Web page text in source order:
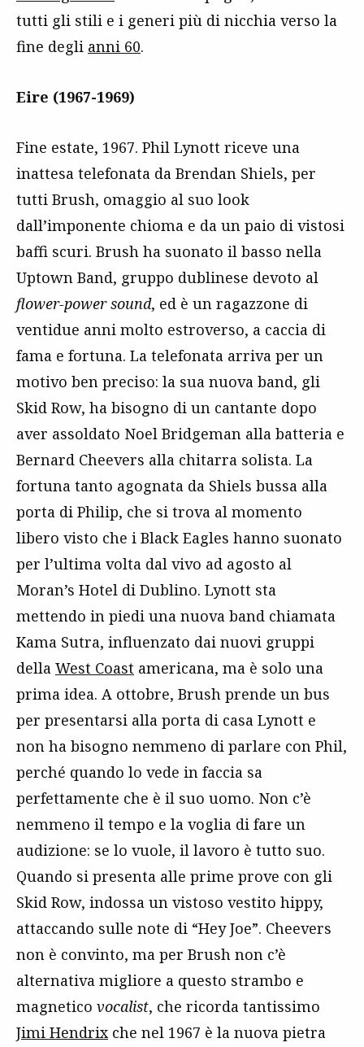
tutti gli stili e i generi più di nicchia verso la
fine degli anni 60.
Eire (1967-1969)
Fine estate, 1967. Phil Lynott riceve una
inattesa telefonata da Brendan Shiels, per
tutti Brush, omaggio al suo look
dall’imponente chioma e da un paio di vistosi
baffi scuri. Brush ha suonato il basso nella
Uptown Band, gruppo dublinese devoto al
flower-power sound, ed è un ragazzone di
ventidue anni molto estroverso, a caccia di
fama e fortuna. La telefonata arriva per un
motivo ben preciso: la sua nuova band, gli
Skid Row, ha bisogno di un cantante dopo
aver assoldato Noel Bridgeman alla batteria e
Bernard Cheevers alla chitarra solista. La
fortuna tanto agognata da Shiels bussa alla
porta di Philip, che si trova al momento
libero visto che i Black Eagles hanno suonato
per l’ultima volta dal vivo ad agosto al
Moran’s Hotel di Dublino. Lynott sta
mettendo in piedi una nuova band chiamata
Kama Sutra, influenzato dai nuovi gruppi
della West Coast americana, ma è solo una
prima idea. A ottobre, Brush prende un bus
per presentarsi alla porta di casa Lynott e
non ha bisogno nemmeno di parlare con Phil,
perché quando lo vede in faccia sa
perfettamente che è il suo uomo. Non c’è
nemmeno il tempo e la voglia di fare un
audizione: se lo vuole, il lavoro è tutto suo.
Quando si presenta alle prime prove con gli
Skid Row, indossa un vistoso vestito hippy,
attaccando sulle note di “Hey Joe”. Cheevers
non è convinto, ma per Brush non c’è
alternativa migliore a questo strambo e
magnetico vocalist, che ricorda tantissimo
Jimi Hendrix che nel 1967 è la nuova pietra